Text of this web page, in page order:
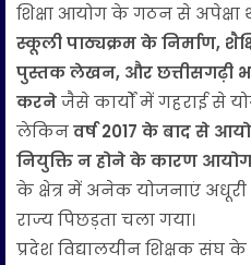
शिक्षा आयोग के गठन से अपेक्षा
स्कूली पाठ्यक्रम के निर्माण,
पुस्तक लेखन, और छत्तीसगढ़ी
करनेजैसे कार्यों में गहराई से
लेकिनवर्ष 2017 के बाद से
नियुक्ति न होने के कारण आयोग
के क्षेत्र में अनेक योजनाएं
राज्य पिछड़ता चला गया।
प्रदेश विद्यालयीन शिक्षक संघ